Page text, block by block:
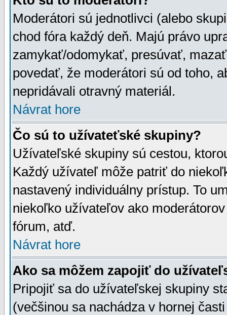
Moderátori sú jednotlivci (alebo
chod fóra každý deň. Majú právo
zamykať/odomykať, presúvať,
povedať, že moderátori sú od toho,
nepridávali otravný materiál.
Návrat hore
Čo sú to užívateťské skupiny?
Užívateľské skupiny sú cestou,
Každý užívateľ môže patriť do
nastavený individuálny prístup. To
niekoľko užívateľov ako
fórum, atď.
Návrat hore
Ako sa môžem zapojiť do
Pripojiť sa do užívateľskej skupiny
(večšinou sa nachádza v hornej